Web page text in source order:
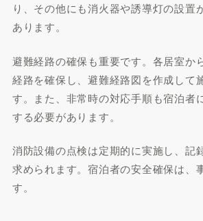
り、その他にも消火器や誘導灯の設置
あります。
避難経路の確保も重要です。各居室か
経路を確保し、避難経路図を作成して
す。また、非常時の対応手順も宿泊者
する必要があります。
消防設備の点検は定期的に実施し、記
求められます。宿泊者の安全確保は、
す。